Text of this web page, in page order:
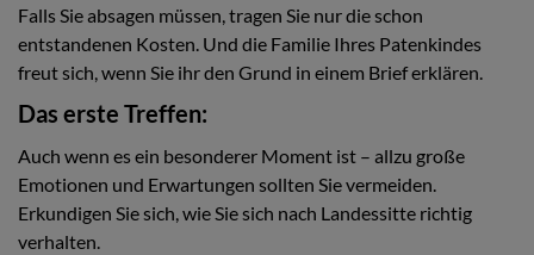
Falls Sie absagen müssen, tragen Sie nur die schon
entstandenen Kosten. Und die Familie Ihres Patenkindes
freut sich, wenn Sie ihr den Grund in einem Brief erklären.
Das erste Treffen:
Auch wenn es ein besonderer Moment ist – allzu große
Emotionen und Erwartungen sollten Sie vermeiden.
Erkundigen Sie sich, wie Sie sich nach Landessitte richtig
verhalten.